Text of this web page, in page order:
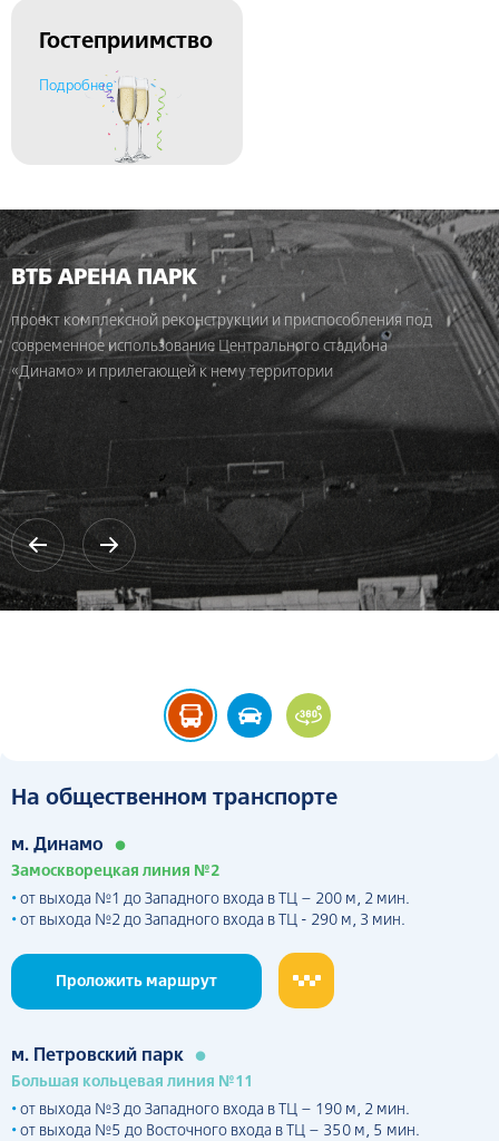
Гостеприимство
Подробнее
ВТБ АРЕНА ПАРК
проект комплексной реконструкции и приспособления под
современное использование Центрального стадиона
«Динамо» и прилегающей к нему территории
На общественном транспорте
м. Динамо •
Замоскворецкая линия №2
•от выхода №1 до Западного входа в ТЦ – 200 м, 2 мин.
•от выхода №2 до Западного входа в ТЦ - 290 м, 3 мин.
Проложить маршрут
м. Петровский парк •
Большая кольцевая линия №11
•от выхода №3 до Западного входа в ТЦ – 190 м, 2 мин.
•от выхода №5 до Восточного входа в ТЦ – 350 м, 5 мин.